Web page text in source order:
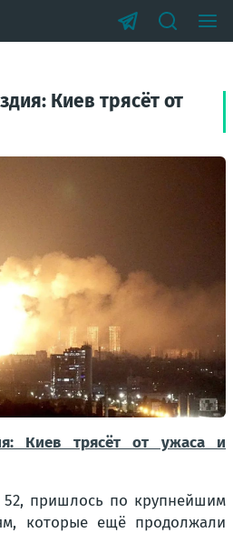
Киев трясёт от
Киев трясёт от ужаса и
52, пришлось по крупнейшим
которые ещё продолжали